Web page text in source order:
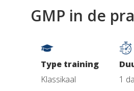
GMP in de
Type training
Klassikaal
1